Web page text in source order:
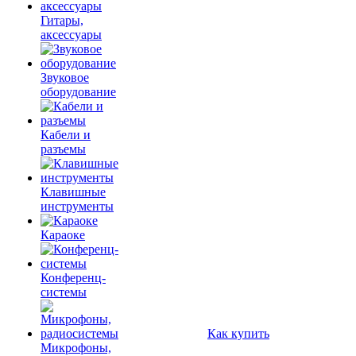
Гитары,
аксессуары
Звуковое
оборудование
Кабели и
разъемы
Клавишные
инструменты
Караоке
Конференц-
системы
Микрофоны,
Как купить